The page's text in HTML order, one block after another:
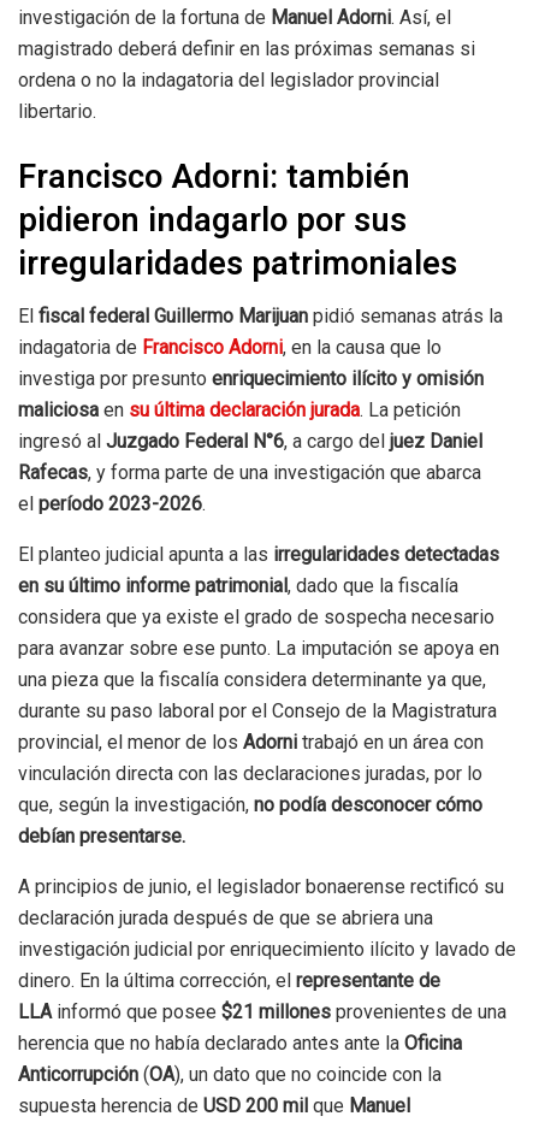
investigación de la fortuna de Manuel Adorni. Así, el
magistrado deberá definir en las próximas semanas si
ordena o no la indagatoria del legislador provincial
libertario.
Francisco Adorni: también
pidieron indagarlo por sus
irregularidades patrimoniales
El fiscal federal Guillermo Marijuan pidió semanas atrás la
indagatoria de Francisco Adorni, en la causa que lo
investiga por presunto enriquecimiento ilícito y omisión
maliciosa en su última declaración jurada. La petición
ingresó al Juzgado Federal N°6, a cargo del juez Daniel
Rafecas, y forma parte de una investigación que abarca
el período 2023-2026.
El planteo judicial apunta a las irregularidades detectadas
en su último informe patrimonial , dado que la fiscalía
considera que ya existe el grado de sospecha necesario
para avanzar sobre ese punto. La imputación se apoya en
una pieza que la fiscalía considera determinante ya que,
durante su paso laboral por el Consejo de la Magistratura
provincial, el menor de los Adorni trabajó en un área con
vinculación directa con las declaraciones juradas, por lo
que, según la investigación, no podía desconocer cómo
debían presentarse.
A principios de junio, el legislador bonaerense rectificó su
declaración jurada después de que se abriera una
investigación judicial por enriquecimiento ilícito y lavado de
dinero. En la última corrección, el representante de
LLAinformó que posee $21 millones provenientes de una
herencia que no había declarado antes ante la Oficina
Anticorrupción (OA), un dato que no coincide con la
supuesta herencia de USD 200 mil que Manuel